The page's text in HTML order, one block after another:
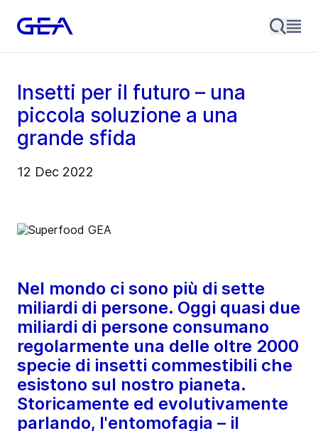
Insetti per il futuro – una
piccola soluzione a una
grande sfida
12 Dec 2022
Nel mondo ci sono più di sette
miliardi di persone. Oggi quasi due
miliardi di persone consumano
regolarmente una delle oltre 2000
specie di insetti commestibili che
esistono sul nostro pianeta.
Storicamente ed evolutivamente
parlando, l'entomofagia – il